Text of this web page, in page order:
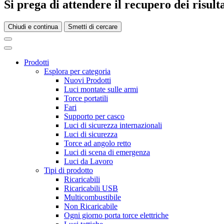
Si prega di attendere il recupero dei
Chiudi e continua Smetti di cercare
Prodotti
Esplora per categoria
Nuovi Prodotti
Luci montate sulle armi
Torce portatili
Fari
Supporto per casco
Luci di sicurezza internazionali
Luci di sicurezza
Torce ad angolo retto
Luci di scena di emergenza
Luci da Lavoro
Tipi di prodotto
Ricaricabili
Ricaricabili USB
Multicombustibile
Non Ricaricabile
Ogni giorno porta torce elettriche